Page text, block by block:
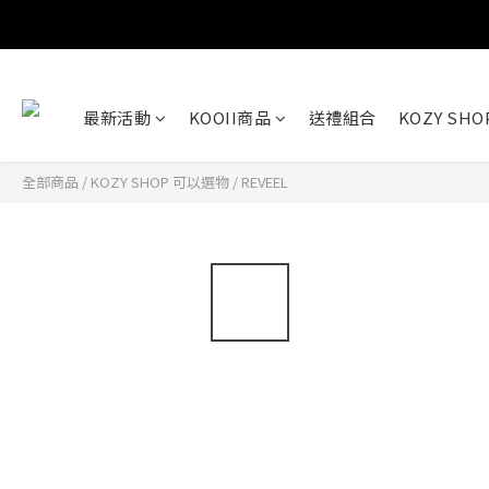
最新活動 KOOII商品 送禮組合 KOZY
全部商品 / KOZY SHOP 可以選物 / REVEEL